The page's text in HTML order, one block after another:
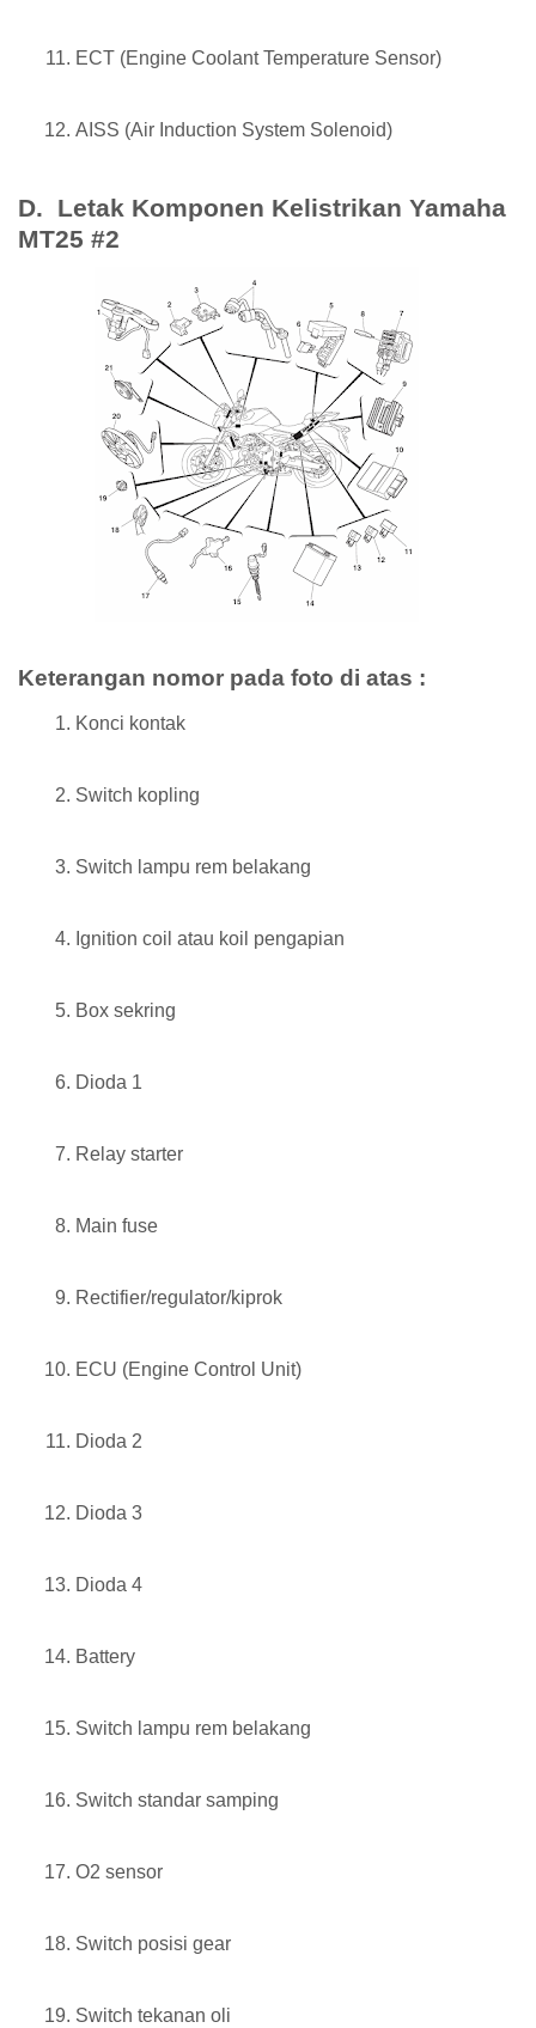
ECT (Engine Coolant Temperature Sensor)
AISS (Air Induction System Solenoid)
D. Letak Komponen Kelistrikan Yamaha
MT25 #2
Keterangan nomor pada foto di atas :
Konci kontak
Switch kopling
Switch lampu rem belakang
Ignition coil atau koil pengapian
Box sekring
Dioda 1
Relay starter
Main fuse
Rectifier/regulator/kiprok
ECU (Engine Control Unit)
Dioda 2
Dioda 3
Dioda 4
Battery
Switch lampu rem belakang
Switch standar samping
O2 sensor
Switch posisi gear
Switch tekanan oli